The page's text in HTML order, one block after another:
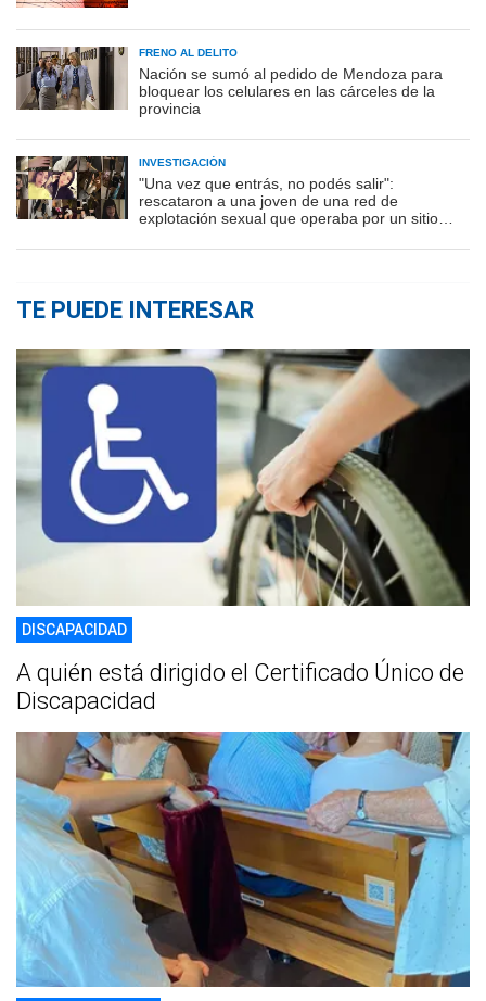
FRENO AL DELITO
Nación se sumó al pedido de Mendoza para
bloquear los celulares en las cárceles de la
provincia
INVESTIGACIÓN
"Una vez que entrás, no podés salir":
rescataron a una joven de una red de
explotación sexual que operaba por un sitio
TE PUEDE INTERESAR
DISCAPACIDAD
A quién está dirigido el Certificado Único de
Discapacidad